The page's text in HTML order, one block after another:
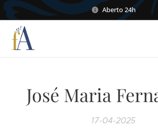
Aberto 24h
José Maria
17-04-2025